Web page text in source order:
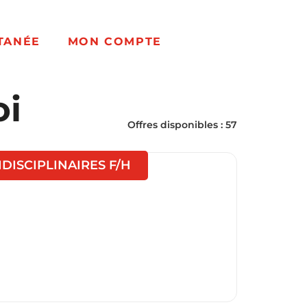
MON COMPTE
Offres disponibles : 57
F/H